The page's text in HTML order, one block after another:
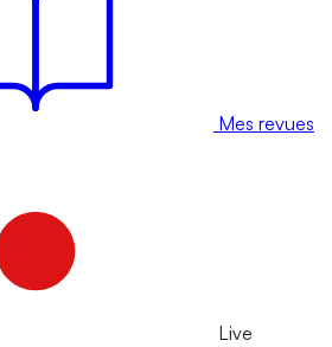
Mes revues
Live